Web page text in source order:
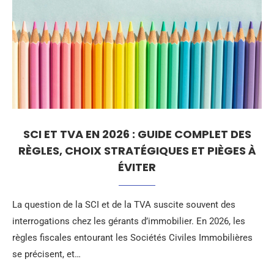
SCI ET TVA EN 2026 : GUIDE COMPLET DES
RÈGLES, CHOIX STRATÉGIQUES ET PIÈGES À
ÉVITER
La question de la SCI et de la TVA suscite souvent des
interrogations chez les gérants d’immobilier. En 2026, les
règles fiscales entourant les Sociétés Civiles Immobilières
se précisent, et…